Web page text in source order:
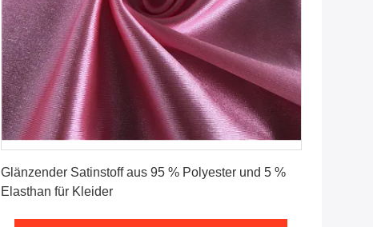
Glänzender Satinstoff aus 95 % Polyester und 5 %
Elasthan für Kleider